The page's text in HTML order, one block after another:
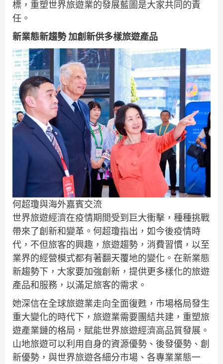
標，重塑世界旅遊業的發展藍圖是大家共同的責
任。
新業態新趨勢 加創新供多樣旅遊產品
何超瓊與海外嘉賓交流
世界旅遊經濟在疫情期間受到巨大衝擊，種種挑戰
帶來了創新和變革。何超瓊指出，如今後疫情時
代，不但旅客的興趣，旅遊趨勢，消費習慣，以至
業界的經營模式都有著翻天覆地的變化。在新業態
新趨勢下，大家要加強創新，提供更多樣化的旅遊
產品和服務，以滿足旅客的需求。
她深信在全球旅遊業走向全面復甦，市場格局發生
重大變化的時代下，旅遊業需要團結共建，重塑旅
遊產業鏈的格局，賦能世界旅遊經濟高品質發展。
山地旅遊可以利用自身的資源優勢、後發優勢、創
新優勢，與世界旅遊各細分市場、各專業業態一